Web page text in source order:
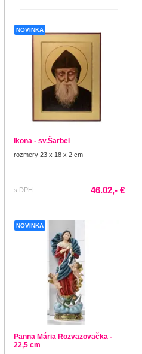
NOVINKA
Ikona - sv.Šarbel
rozmery 23 x 18 x 2 cm
s DPH 46.02,- €
NOVINKA
Panna Mária Rozväzovačka -
22,5 cm